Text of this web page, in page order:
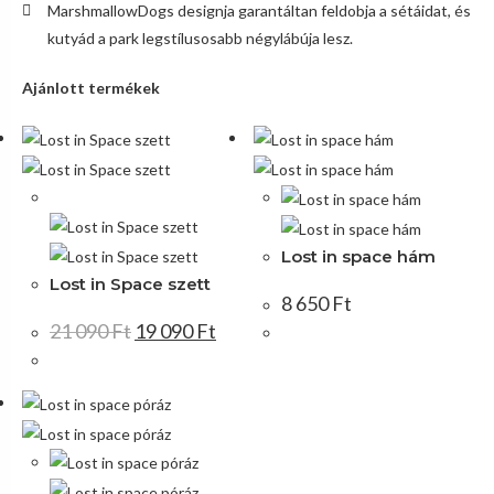
MarshmallowDogs designja garantáltan feldobja a sétáidat, és
kutyád a park legstílusosabb négylábúja lesz.
Ajánlott termékek
Lost in Space szett
21 090Ft 19 090Ft
Lost in space hám
8 650Ft